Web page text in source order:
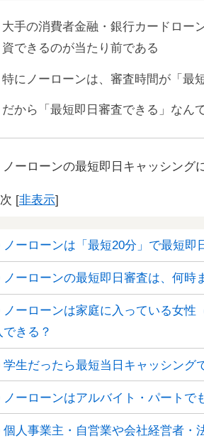
大手の消費者金融・銀行カードロー
資できるのが当たり前である
特にノーローンは、審査時間が「最
だから「最短即日審査できる」なん
ノーローンの最短即日キャッシング
[非表示]
ノーローンは「最短20分」で最短即
ノーローンの最短即日審査は、何時
ノーローンは家庭に入っている女性
できる？
学生だったら最短当日キャッシング
ノーローンはアルバイト・パートで
個人事業主・自営業や会社経営者・